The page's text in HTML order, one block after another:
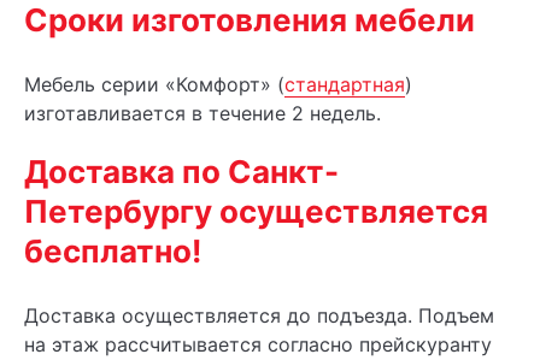
Сроки изготовления мебели
Мебель серии «Комфорт» (стандартная)
изготавливается в течение 2 недель.
Доставка по Санкт-
Петербургу осуществляется
бесплатно!
Доставка осуществляется до подъезда. Подъем
на этаж рассчитывается согласно прейскуранту